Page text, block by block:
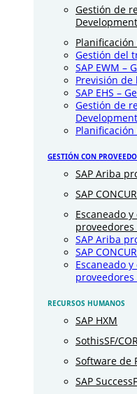
Gestión de
Development
Planificación
Gestión del
SAP EWM –
Previsión de
SAP EHS –
Gestión de
Development
Planificación
GESTIÓN CON
SAP Ariba
SAP
Escaneado
proveedores
SAP Ariba
SAP
Escaneado
proveedores
RECURSOS HUMANOS
SAP HXM
SothisSF/
Software de
SAP